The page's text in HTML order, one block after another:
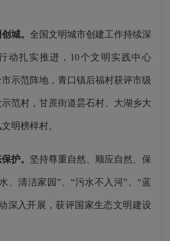
城。 全国文明城市创建工作持续深
动扎实推进，10个文明实践中心
市示范阵地，青口镇后福村获评市级
范村，甘蔗街道昙石村、大湖乡大
明榜样村。
护。 坚持尊重自然、顺应自然、保
、清洁家园”、“污水不入河”、“蓝
深入开展，获评国家生态文明建设